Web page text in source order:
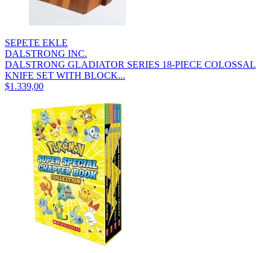
SEPETE EKLE
DALSTRONG INC.
DALSTRONG GLADIATOR SERIES 18-PIECE COLOSSAL
KNIFE SET WITH BLOCK...
$1.339,00